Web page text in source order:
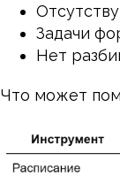
Задачи
Нет
Что может